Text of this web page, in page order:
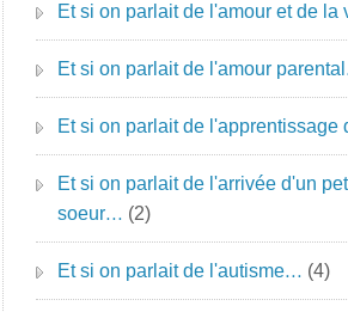
Et si on parlait de l'amour et de
Et si on parlait de l'amour
Et si on parlait de
Et si on parlait de l'arrivée d'un
soeur… (2)
Et si on parlait de l'autisme… (4)